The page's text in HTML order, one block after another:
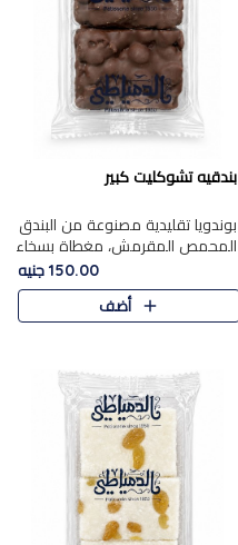
بندقيه تشوكليت كبير
بوندويا تقليدية مصنوعة من البندق
المحمص المقرمش، مغطاة بسخاء
بشوكولاتة فاخرة غنية لتحقيق
التوازن المثالي بين قوام القرمشة
ونكهة الشوكولاتة ا..
150.00 جنيه
أضف